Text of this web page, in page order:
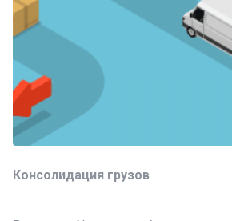
Консолидация грузов